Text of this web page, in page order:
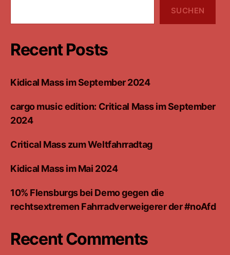
SUCHEN
Recent Posts
Kidical Mass im September 2024
cargo music edition: Critical Mass im September
2024
Critical Mass zum Weltfahrradtag
Kidical Mass im Mai 2024
10% Flensburgs bei Demo gegen die
rechtsextremen Fahrradverweigerer der #noAfd
Recent Comments